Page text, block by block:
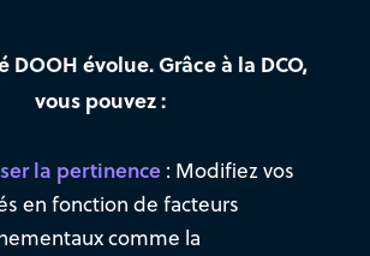
DOOH évolue. Grâce à la DCO,
vous pouvez :
la pertinence : Modifiez vos
en fonction de facteurs
comme la